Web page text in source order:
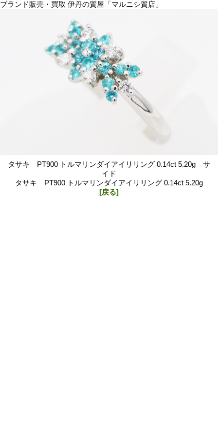
ブランド販売・買取 伊丹の質屋「マルニシ質店」
タサキ PT900 トルマリンダイアイリリング 0.14ct 5.20g サ
イド
タサキ PT900 トルマリンダイアイリリング 0.14ct 5.20g
[戻る]